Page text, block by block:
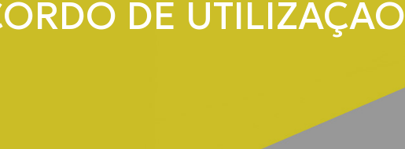
DE UTILIZAÇÃO